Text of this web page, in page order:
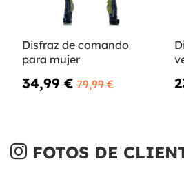
Disfraz de comando
para mujer
34,99 € 79,99 €
FOTOS DE